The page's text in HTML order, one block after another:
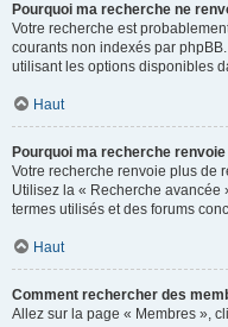
Pourquoi ma recherche ne
Votre recherche est
courants non indexés par
utilisant les options disponibles
Haut
Pourquoi ma recherche
Votre recherche renvoie plus de
Utilisez la « Recherche avancée
termes utilisés et des forums
Haut
Comment rechercher des
Allez sur la page « Membres »,